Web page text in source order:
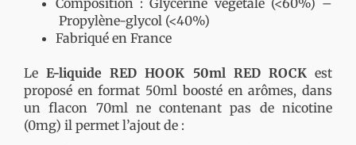
Propylène-glycol (<40%)
Fabriqué en France
LeE-liquide RED HOOK 50ml RED ROCKest
proposé en format 50ml boosté en arômes, dans
un flacon 70ml ne contenant pas de nicotine
(0mg) il permet l’ajout de :